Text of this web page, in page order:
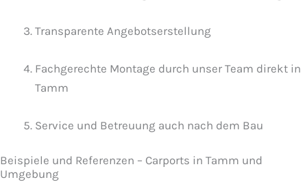
Transparente Angebotserstellung
Fachgerechte Montage durch unser Team direkt in
Tamm
Service und Betreuung auch nach dem Bau
Beispiele und Referenzen – Carports in Tamm und
Umgebung